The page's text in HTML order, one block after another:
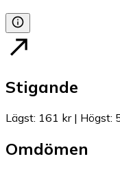
Stigande
Lägst: 161 kr| Högst:
Omdömen